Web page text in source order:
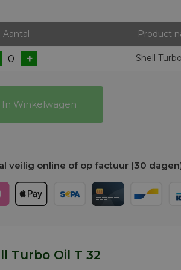
Aantal Product
+ Shell
In Winkelwagen
veilig online of op factuur (30
Turbo Oil T 32